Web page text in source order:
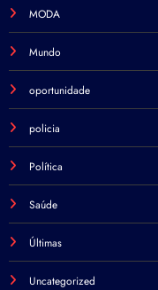
MODA
Mundo
oportunidade
policia
Política
Saúde
Últimas
Uncategorized